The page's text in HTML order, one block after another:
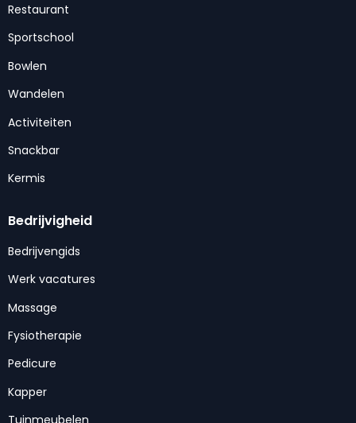
Restaurant
Sportschool
Bowlen
Wandelen
Activiteiten
Snackbar
Kermis
Bedrijvigheid
Bedrijvengids
Werk vacatures
Massage
Fysiotherapie
Pedicure
Kapper